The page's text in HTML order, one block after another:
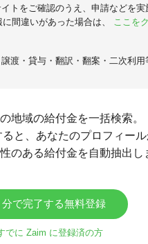
トをご確認のうえ、申請などを
間違いがあった場合は、 ここを
渡・貸与・翻訳・翻案・二次利用
地域の給付金を一括検索。
と、あなたのプロフィール
のある給付金を自動抽出し
分で完了する無料登録
でに Zaim に登録済の方